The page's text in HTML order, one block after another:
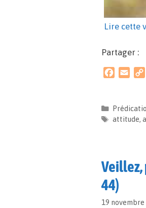
Lire cette
Partager :
e
b
i
l
attitude,
Veillez,
44)
19 novembre